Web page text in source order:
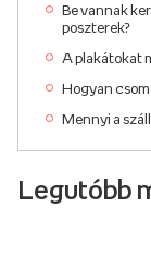
Be vannak
poszterek?
A plakátokat
Hogyan
Mennyi a
Legutóbb